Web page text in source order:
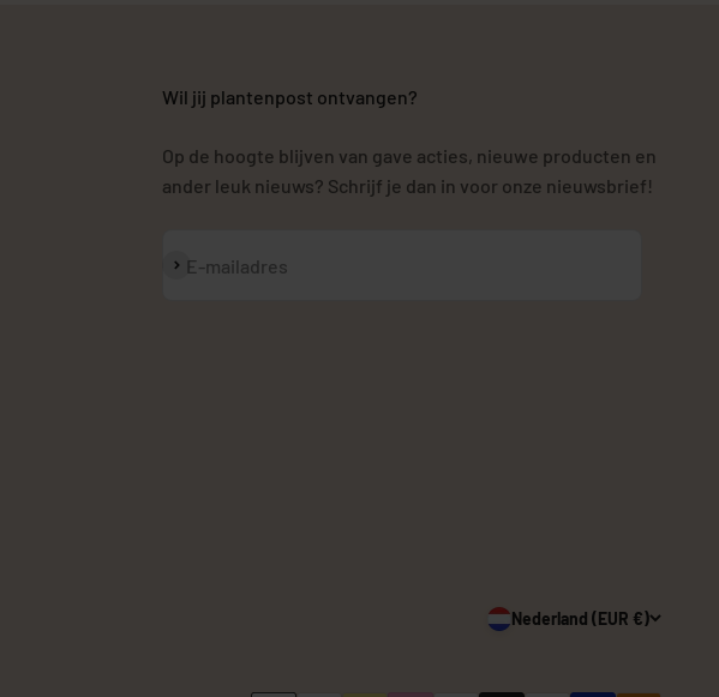
Wil jij plantenpost ontvangen?
Op de hoogte blijven van gave acties, nieuwe producten en
ander leuk nieuws? Schrijf je dan in voor onze nieuwsbrief!
E-mailadres
Abonneren
Nederland (EUR €)